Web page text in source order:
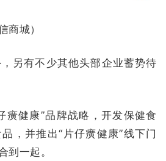
商城）
另有不少其他头部企业蓄势待
癀健康”品牌战略，开发保健食
，并推出“片仔癀健康”线下门
到一起。